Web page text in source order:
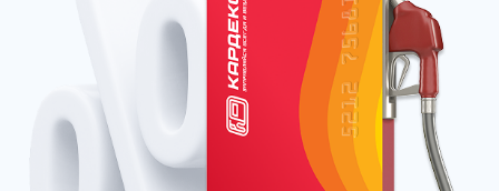
делая процесс заправки не только комфортным, но и
экономически выгодным.
Заправочные карты предлагают эксклюзивные скидки,
доступные только держателям карт КАРДЕКС, что
позволяет значительно уменьшить издержки на топливо
в долгосрочной перспективе. Кроме того, благодаря
широкой сети АЗС ЛОГАЗ SV, пользователи топливных
карт КАРДЕКС могут просто найти подходящую для себя